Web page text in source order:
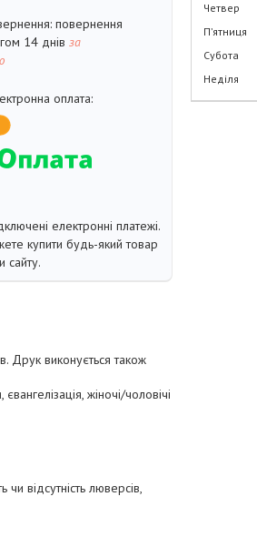
повернення
14 днів за
електронні платежі.
купити будь-який товар
сайту.
Друк виконується також
жіночі/чоловічі
відсутність люверсів,
Четвер
Пʼятниця
Субота
Неділя